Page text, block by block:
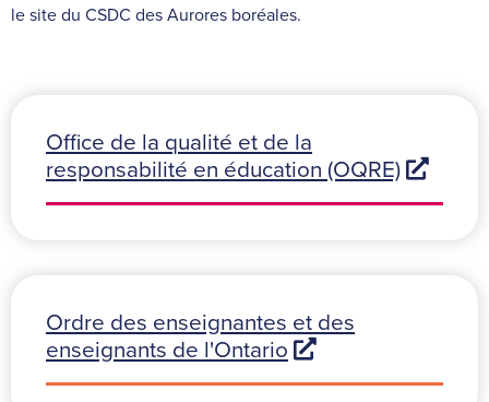
le site du CSDC des Aurores boréales.
Office de la qualité et de la
responsabilité en éducation (OQRE)
Ordre des enseignantes et des
enseignants de l'Ontario